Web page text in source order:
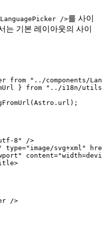
/>를 사이
는 기본 레이아웃의 사이
from " ../components/
} from " ../i18n/utils
(Astro . url );
8"
/>
type=" image/svg+xml "
" content="
>
/>